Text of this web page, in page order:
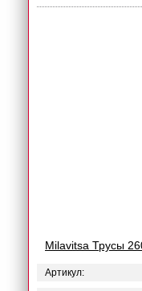
Milavitsa Трусы
Артикул: